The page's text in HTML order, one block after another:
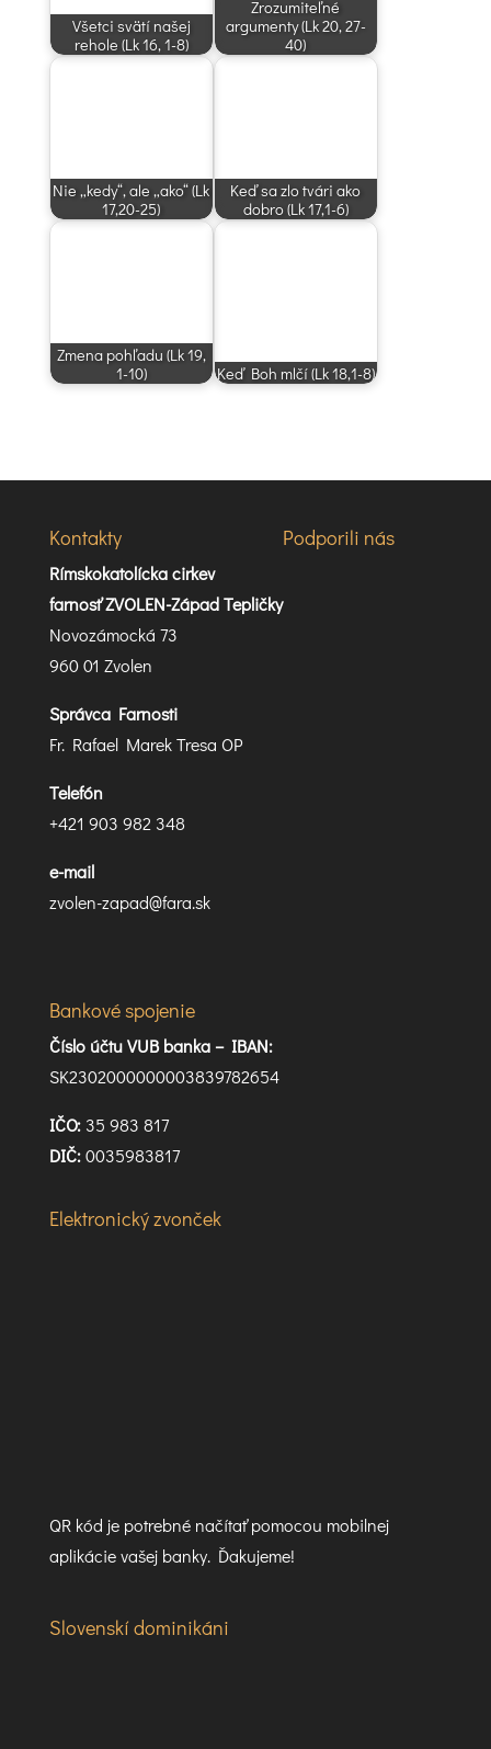
Všetci svätí našej
rehole (Lk 16, 1-8)
Zrozumiteľné
argumenty (Lk 20, 27-
40)
Nie „kedy“, ale „ako“ (Lk
17,20-25)
Keď sa zlo tvári ako
dobro (Lk 17,1-6)
Zmena pohľadu (Lk 19,
1-10)
Keď Boh mlčí (Lk 18,1-8)
Kontakty
Rímskokatolícka cirkev
farnosť ZVOLEN-Západ Tepličky
Novozámocká 73
960 01 Zvolen
Správca Farnosti
Fr. Rafael Marek Tresa OP
Telefón
+421 903 982 348
e-mail
zvolen-zapad@fara.sk
Podporili nás
Bankové spojenie
Číslo účtu VUB banka – IBAN:
SK2302000000003839782654
IČO:35 983 817
DIČ:0035983817
Elektronický zvonček
QR kód je potrebné načítať pomocou mobilnej
aplikácie vašej banky. Ďakujeme!
Slovenskí dominikáni